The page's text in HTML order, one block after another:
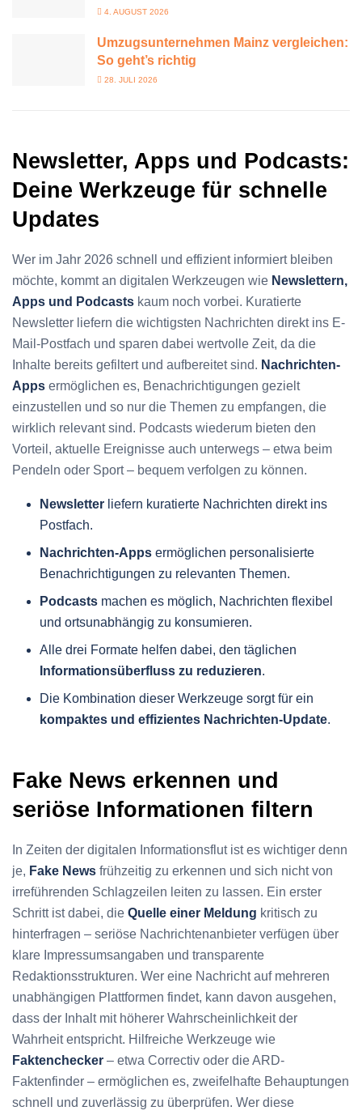
4. AUGUST 2026
Umzugsunternehmen Mainz vergleichen:
So geht’s richtig
28. JULI 2026
Newsletter, Apps und Podcasts:
Deine Werkzeuge für schnelle
Updates
Wer im Jahr 2026 schnell und effizient informiert bleiben
möchte, kommt an digitalen Werkzeugen wie Newslettern,
Apps und Podcasts kaum noch vorbei. Kuratierte
Newsletter liefern die wichtigsten Nachrichten direkt ins E-
Mail-Postfach und sparen dabei wertvolle Zeit, da die
Inhalte bereits gefiltert und aufbereitet sind. Nachrichten-
Apps ermöglichen es, Benachrichtigungen gezielt
einzustellen und so nur die Themen zu empfangen, die
wirklich relevant sind. Podcasts wiederum bieten den
Vorteil, aktuelle Ereignisse auch unterwegs – etwa beim
Pendeln oder Sport – bequem verfolgen zu können.
Newsletter liefern kuratierte Nachrichten direkt ins
Postfach.
Nachrichten-Apps ermöglichen personalisierte
Benachrichtigungen zu relevanten Themen.
Podcasts machen es möglich, Nachrichten flexibel
und ortsunabhängig zu konsumieren.
Alle drei Formate helfen dabei, den täglichen
Informationsüberfluss zu reduzieren.
Die Kombination dieser Werkzeuge sorgt für ein
kompaktes und effizientes Nachrichten-Update.
Fake News erkennen und
seriöse Informationen filtern
In Zeiten der digitalen Informationsflut ist es wichtiger denn
je, Fake News frühzeitig zu erkennen und sich nicht von
irreführenden Schlagzeilen leiten zu lassen. Ein erster
Schritt ist dabei, die Quelle einer Meldung kritisch zu
hinterfragen – seriöse Nachrichtenanbieter verfügen über
klare Impressumsangaben und transparente
Redaktionsstrukturen. Wer eine Nachricht auf mehreren
unabhängigen Plattformen findet, kann davon ausgehen,
dass der Inhalt mit höherer Wahrscheinlichkeit der
Wahrheit entspricht. Hilfreiche Werkzeuge wie
Faktenchecker – etwa Correctiv oder die ARD-
Faktenfinder – ermöglichen es, zweifelhafte Behauptungen
schnell und zuverlässig zu überprüfen. Wer diese